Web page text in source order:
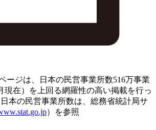
ージは、日本の民営事業所数516万事業
現在）を上回る網羅性の高い掲載を行っ
本の民営事業所数は、総務省統計局サ
）を参照